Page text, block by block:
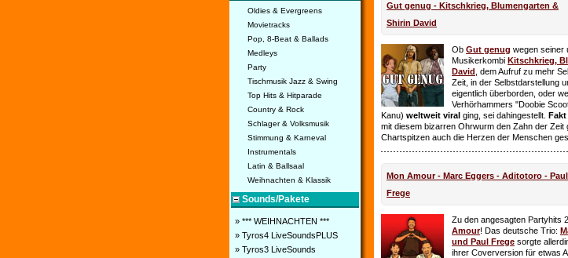
Oldies & Evergreens
Movietracks
Pop, 8-Beat & Ballads
Medleys
Party
Tischmusik Jazz & Swing
Top Hits & Hitparade
Country & Rock
Schlager & Volksmusik
Stimmung & Karneval
Instrumentals
Latin & Ballsaal
Weihnachten & Klassik
Sounds/Pakete
» *** WEIHNACHTEN ***
» Tyros4 LiveSoundsPLUS
» Tyros3 LiveSounds
Gut genug - Kitschkrieg, Blumengarten &
Shirin David
Ob Gut genug wegen seiner
Musikerkombi Kitschkrieg,
David , dem Aufruf zu mehr
Zeit, in der Selbstdarstellung
eigentlich überborden, oder
Verhörhammers "Doobie
Kanu) weltweit viral ging, sei dahingestellt.
mit diesem bizarren Ohrwurm den Zahn der Zeit
Chartspitzen auch die Herzen der Menschen
Mon Amour - Marc Eggers - Aditotoro - Paul
Frege
Zu den angesagten Partyhits
Amour! Das deutsche Trio:
und Paul Frege sorgte
ihrer Coverversion für etwas